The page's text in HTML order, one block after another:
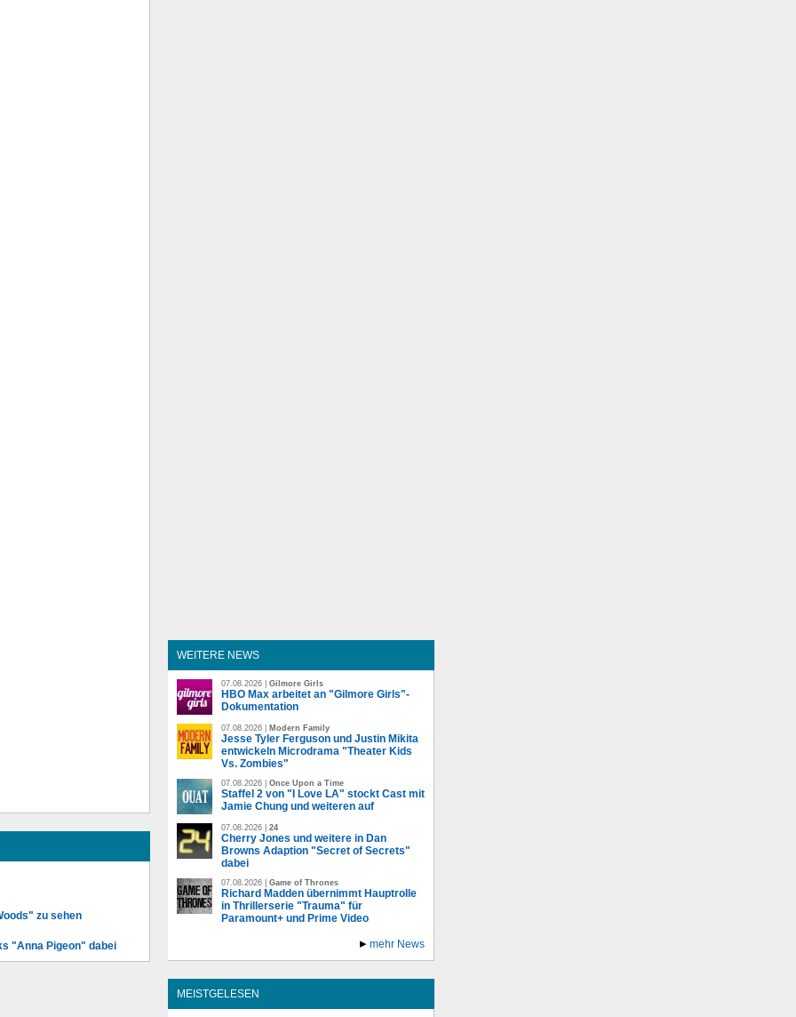
zu sehen
"Anna Pigeon" dabei
WEITERE NEWS
07.08.2026 | Gilmore Girls
HBO Max arbeitet an "Gilmore Girls"-
Dokumentation
07.08.2026 | Modern Family
Jesse Tyler Ferguson und Justin Mikita
entwickeln Microdrama "Theater Kids
Vs. Zombies"
07.08.2026 | Once Upon a Time
Staffel 2 von "I Love LA" stockt Cast mit
Jamie Chung und weiteren auf
07.08.2026 | 24
Cherry Jones und weitere in Dan
Browns Adaption "Secret of Secrets"
dabei
07.08.2026 | Game of Thrones
Richard Madden übernimmt Hauptrolle
in Thrillerserie "Trauma" für
Paramount+ und Prime Video
mehr News
MEISTGELESEN